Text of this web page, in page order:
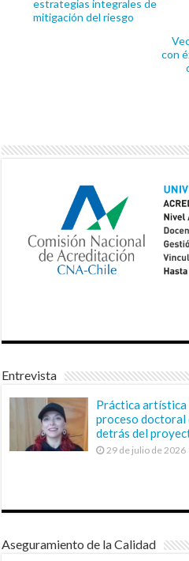
estrategias integrales de
mitigación del riesgo
con
Entrevista
Práctica artística
proceso doctoral
detrás del
29 de julio de 2026
Aseguramiento de la Calidad